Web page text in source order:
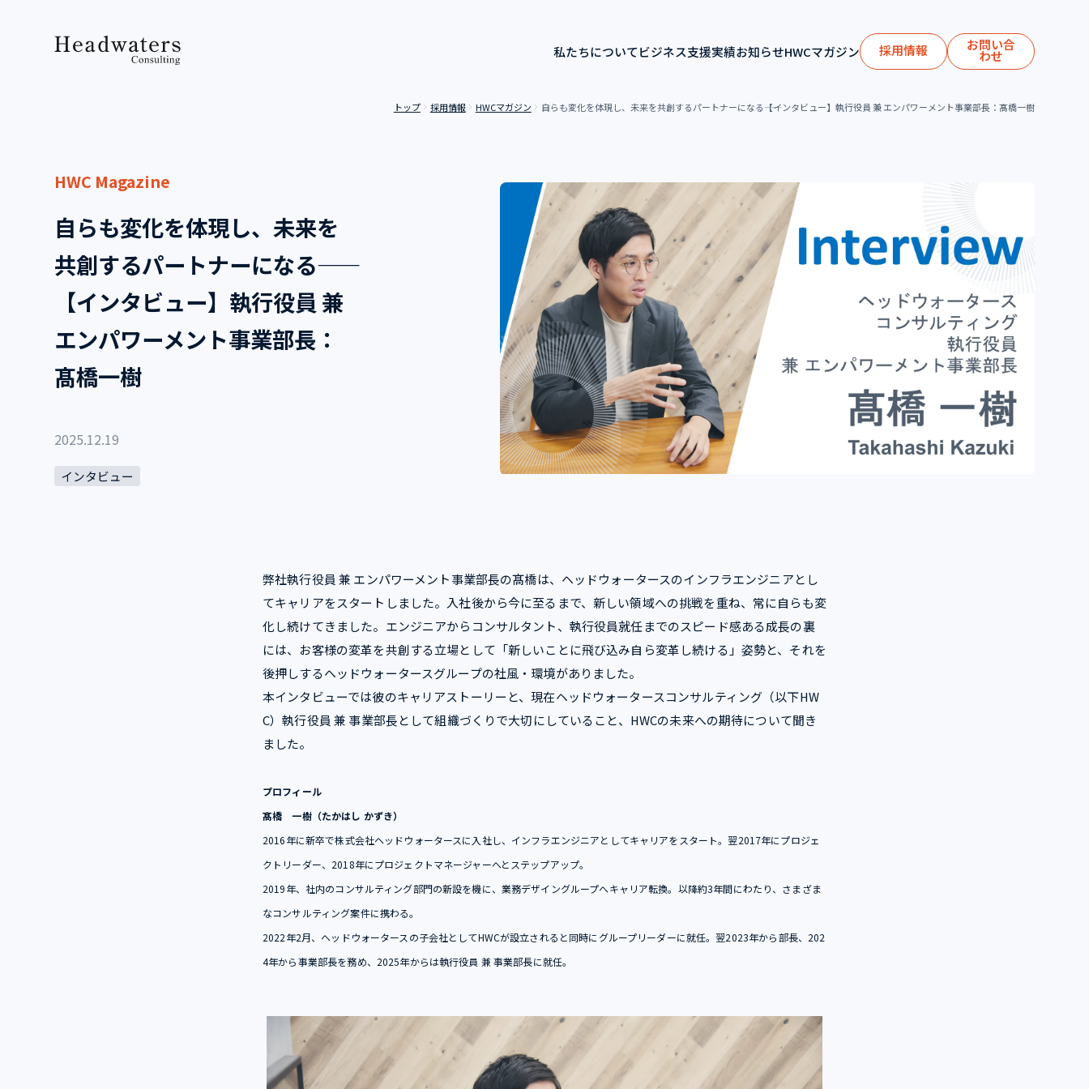
私たちについてビジネス支援実績お知らせHWCマガジン 採用情報 お問い合
わせ
トップ 採用情報 HWCマガジン 自らも変化を体現し、未来を共創するパートナーになる――【インタビュー】執行役員 兼 エンパワーメント事業部長：髙橋一樹
HWC Magazine
自らも変化を体現し、未来を
共創するパートナーになる――
【インタビュー】執行役員 兼
エンパワーメント事業部長：
髙橋一樹
2025.12.19
インタビュー
弊社執行役員 兼 エンパワーメント事業部長の髙橋は、ヘッドウォータースのインフラエンジニアとし
てキャリアをスタートしました。入社後から今に至るまで、新しい領域への挑戦を重ね、常に自らも変
化し続けてきました。エンジニアからコンサルタント、執行役員就任までのスピード感ある成長の裏
には、お客様の変革を共創する立場として「新しいことに飛び込み自ら変革し続ける」姿勢と、それを
後押しするヘッドウォータースグループの社風・環境がありました。
本インタビューでは彼のキャリアストーリーと、現在ヘッドウォータースコンサルティング（以下HW
C）執行役員 兼 事業部長として組織づくりで大切にしていること、HWCの未来への期待について聞き
ました。
プロフィール
髙橋 一樹（たかはし かずき）
2016年に新卒で株式会社ヘッドウォータースに入社し、インフラエンジニアとしてキャリアをスタート。翌2017年にプロジェ
クトリーダー、2018年にプロジェクトマネージャーへとステップアップ。
2019年、社内のコンサルティング部門の新設を機に、業務デザイングループへキャリア転換。以降約3年間にわたり、さまざま
なコンサルティング案件に携わる。
2022年2月、ヘッドウォータースの子会社としてHWCが設立されると同時にグループリーダーに就任。翌2023年から部長、202
4年から事業部長を務め、2025年からは執行役員 兼 事業部長に就任。